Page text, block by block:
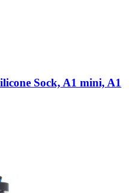
Sock, A1 mini, A1